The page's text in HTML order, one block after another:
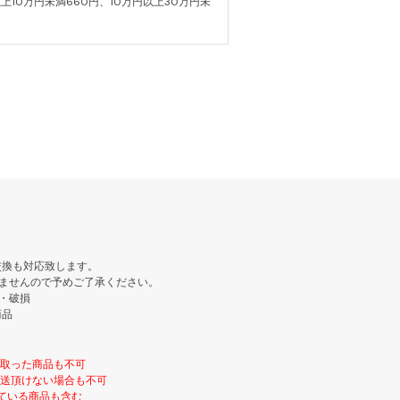
も対応致します。
んので予めご了承ください。
破損
った商品も不可
頂けない場合も不可
いる商品も含む